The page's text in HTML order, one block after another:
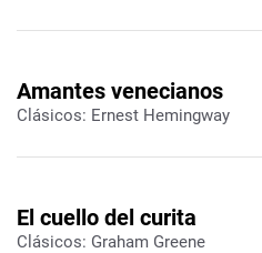
Amantes venecianos
Clásicos: Ernest Hemingway
El cuello del curita
Clásicos: Graham Greene